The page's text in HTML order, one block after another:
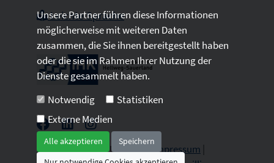
Leichte Sprache
2026 © All Rights Reserved.Impressum
Unsere Partner führen diese Informationen
möglicherweise mit weiteren Daten
zusammen, die Sie ihnen bereitgestellt haben
oder die sie im Rahmen Ihrer Nutzung der
Dienste gesammelt haben.
Notwendig
Statistiken
Externe Medien
Alle akzeptieren
Speichern